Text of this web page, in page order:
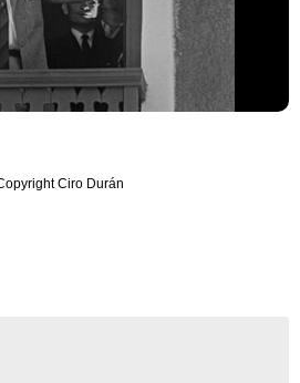
Ciro Durán